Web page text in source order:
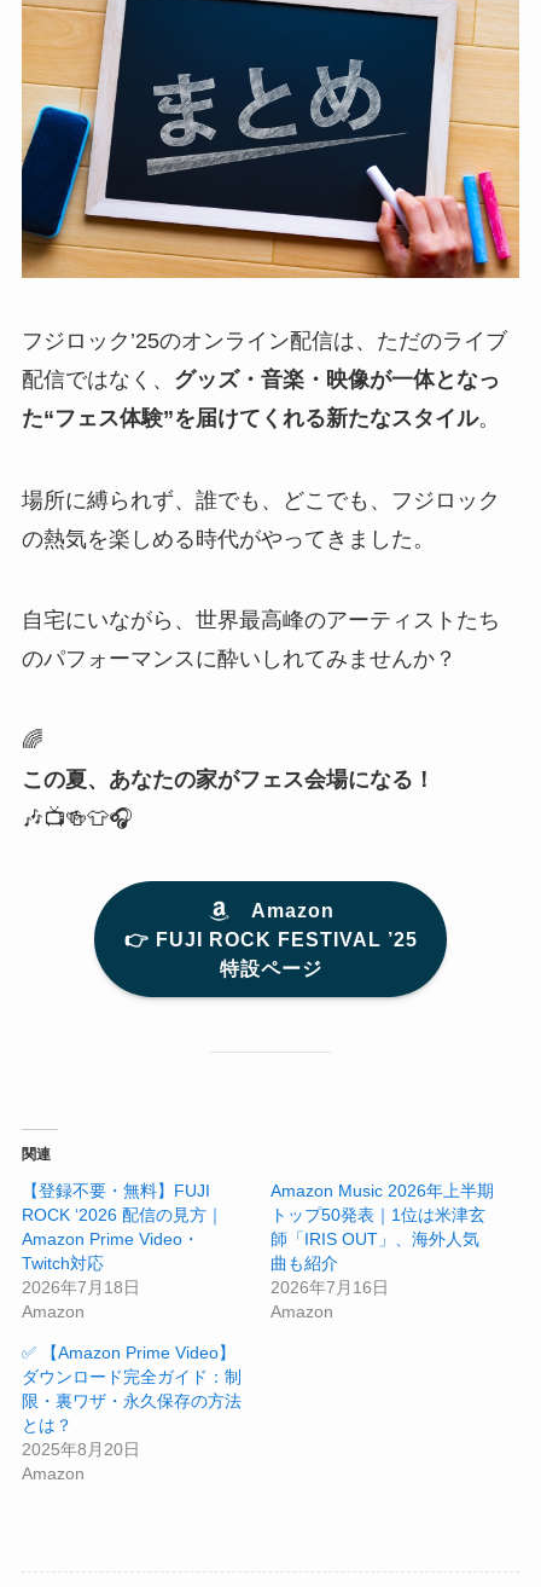
フジロック’25のオンライン配信は、ただのライブ
配信ではなく、 グッズ・音楽・映像が一体となっ
た“フェス体験”を届けてくれる新たなスタイル。
場所に縛られず、誰でも、どこでも、フジロック
の熱気を楽しめる時代がやってきました。
自宅にいながら、世界最高峰のアーティストたち
のパフォーマンスに酔いしれてみませんか？
🌈
この夏、あなたの家がフェス会場になる！
🎶📺🍻👕🎧
Amazon
👉️ FUJI ROCK FESTIVAL ’25
特設ページ
関連
【登録不要・無料】FUJI
ROCK ‘2026 配信の見方｜
Amazon Prime Video・
Twitch対応
2026年7月18日
Amazon
Amazon Music 2026年上半期
トップ50発表｜1位は米津玄
師「IRIS OUT」、海外人気
曲も紹介
2026年7月16日
Amazon
✅ 【Amazon Prime Video】
ダウンロード完全ガイド：制
限・裏ワザ・永久保存の方法
とは？
2025年8月20日
Amazon